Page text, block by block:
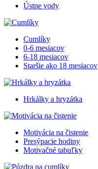
Ústne vody
Cumlíky
0-6 mesiacov
6-18 mesiacov
Staršie ako 18 mesiacov
Hrkálky a hryzátka
Motivácia na čistenie
Presýpacie hodiny
Motivačné tabuľky